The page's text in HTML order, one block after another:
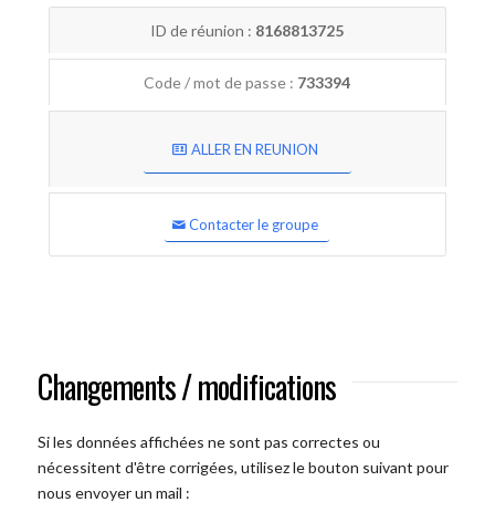
ID de réunion : 8168813725
Code / mot de passe : 733394
ALLER EN REUNION
Contacter le groupe
Changements / modifications
Si les données affichées ne sont pas correctes ou
nécessitent d'être corrigées, utilisez le bouton suivant pour
nous envoyer un mail :